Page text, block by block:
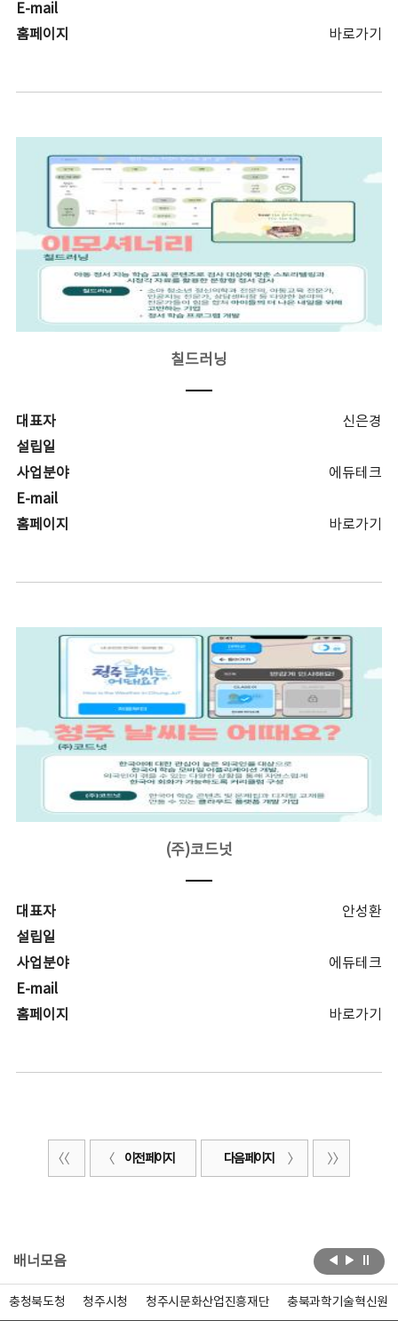
E-mail
홈페이지
바로가기
칠드러닝
대표자
신은경
설립일
사업분야
에듀테크
E-mail
홈페이지
바로가기
(주)코드넛
대표자
안성환
설립일
사업분야
에듀테크
E-mail
홈페이지
바로가기
이전 페이지 다음 페이지
배너모음
충청북도청 청주시청 청주시문화산업진흥재단 충북과학기술혁신원